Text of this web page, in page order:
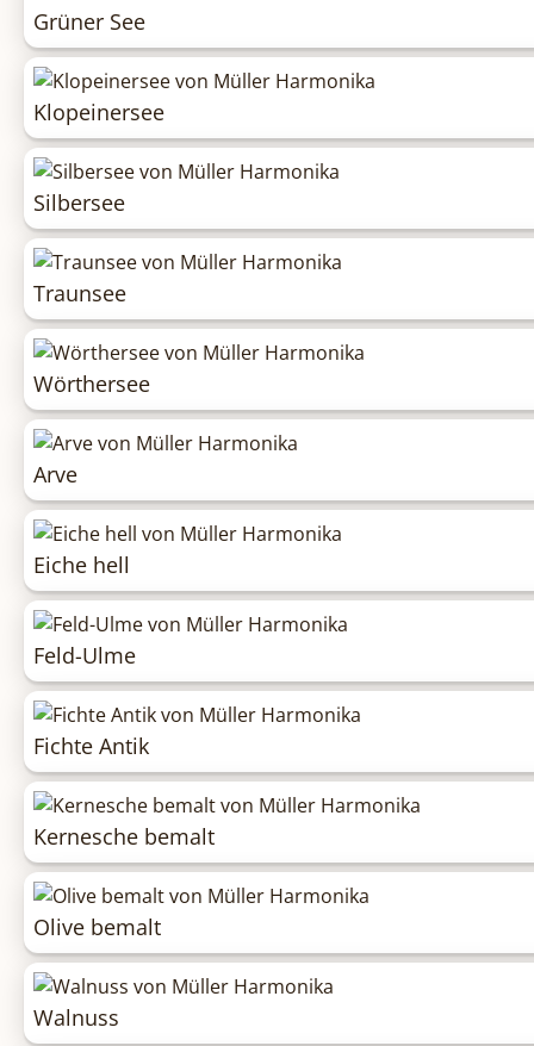
Grüner See
Klopeinersee
Silbersee
Traunsee
Wörthersee
Arve
Eiche hell
Feld-Ulme
Fichte Antik
Kernesche bemalt
Olive bemalt
Walnuss